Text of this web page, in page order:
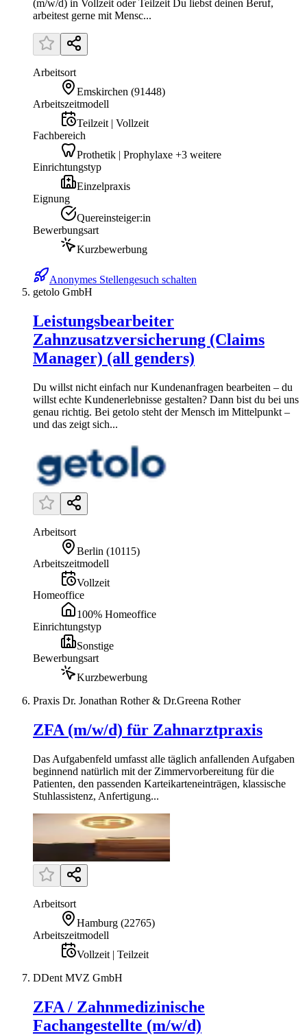
(m/w/d) in Vollzeit oder Teilzeit Du liebst deinen Beruf,
arbeitest gerne mit Mensc...
Arbeitsort
Emskirchen (91448)
Arbeitszeitmodell
Teilzeit | Vollzeit
Fachbereich
Prothetik | Prophylaxe +3 weitere
Einrichtungstyp
Einzelpraxis
Eignung
Quereinsteiger:in
Bewerbungsart
Kurzbewerbung
Anonymes Stellengesuch schalten
getolo GmbH
Leistungsbearbeiter
Zahnzusatzversicherung (Claims
Manager) (all genders)
Du willst nicht einfach nur Kundenanfragen bearbeiten – du
willst echte Kundenerlebnisse gestalten? Dann bist du bei uns
genau richtig. Bei getolo steht der Mensch im Mittelpunkt –
und das zeigt sich...
Arbeitsort
Berlin (10115)
Arbeitszeitmodell
Vollzeit
Homeoffice
100% Homeoffice
Einrichtungstyp
Sonstige
Bewerbungsart
Kurzbewerbung
Praxis Dr. Jonathan Rother & Dr.Greena Rother
ZFA (m/w/d) für Zahnarztpraxis
Das Aufgabenfeld umfasst alle täglich anfallenden Aufgaben
beginnend natürlich mit der Zimmervorbereitung für die
Patienten, den passenden Karteikarteneinträgen, klassische
Stuhlassistenz, Anfertigung...
Arbeitsort
Hamburg (22765)
Arbeitszeitmodell
Vollzeit | Teilzeit
DDent MVZ GmbH
ZFA / Zahnmedizinische
Fachangestellte (m/w/d)